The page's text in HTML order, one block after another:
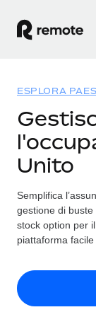
ASSUMI NEL
Global
Espanditi
Soluzioni
Ricerca
Trova i
Tariffe
Italiano
English
Nederlands
ESPLORA
Unito
Semplifica
gestione di
stock option per
piattaforma facile